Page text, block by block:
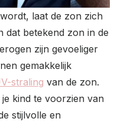
laat de zon zich
dat betekend zon in de
zijn gevoeliger
gemakkelijk
straling van de zon.
kind te voorzien van
stijlvolle en